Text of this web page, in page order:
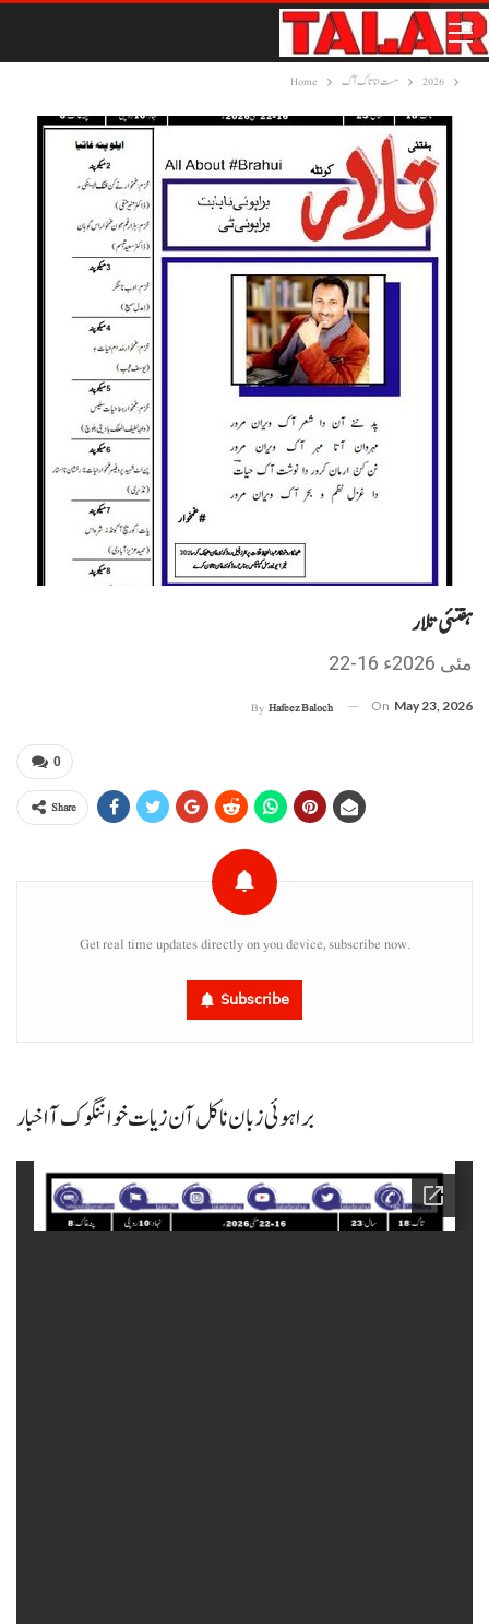
Home مست انا تاک آک 2026
ہفتئی تلار
22-16 مئی 2026ء
By Hafeez Baloch On May 23, 2026
0
Share
Get real time updates directly on you device, subscribe now.
Subscribe
براہوئی زبان نا کل آن زیات خواننگوک آ اخبار